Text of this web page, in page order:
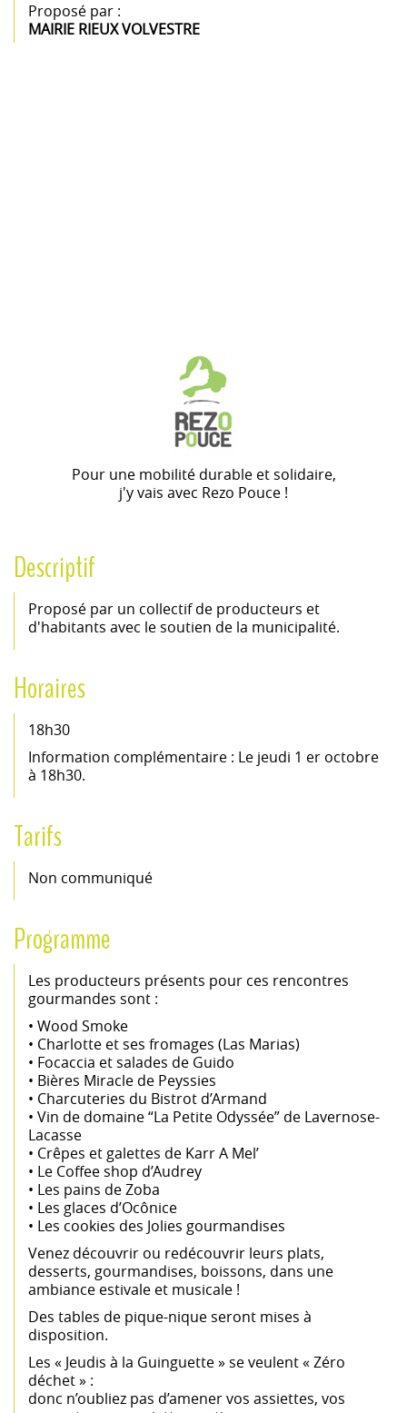
Proposé par :
MAIRIE RIEUX VOLVESTRE
Pour une mobilité durable et solidaire,
j'y vais avec Rezo Pouce !
Descriptif
Proposé par un collectif de producteurs et
d'habitants avec le soutien de la municipalité.
Horaires
18h30
Information complémentaire : Le jeudi 1 er octobre
à 18h30.
Tarifs
Non communiqué
Programme
Les producteurs présents pour ces rencontres
gourmandes sont :
• Wood Smoke
• Charlotte et ses fromages (Las Marias)
• Focaccia et salades de Guido
• Bières Miracle de Peyssies
• Charcuteries du Bistrot d’Armand
• Vin de domaine “La Petite Odyssée” de Lavernose-
Lacasse
• Crêpes et galettes de Karr A Mel’
• Le Coffee shop d’Audrey
• Les pains de Zoba
• Les glaces d’Ocônice
• Les cookies des Jolies gourmandises
Venez découvrir ou redécouvrir leurs plats,
desserts, gourmandises, boissons, dans une
ambiance estivale et musicale !
Des tables de pique-nique seront mises à
disposition.
Les « Jeudis à la Guinguette » se veulent « Zéro
déchet » :
donc n’oubliez pas d’amener vos assiettes, vos